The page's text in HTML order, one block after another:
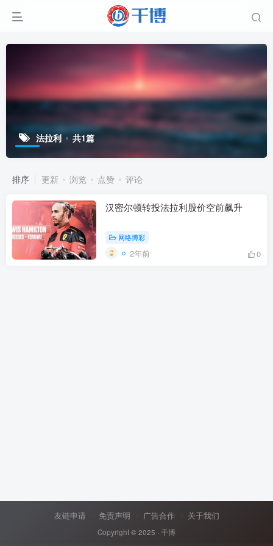
法拉利 共1篇
排序 更新 浏览 点赞 评论
汉密尔顿转投法拉利股价空前飙升
网络博彩
2年前 0
友链申请 免责声明 广告合作 关于我们
Copyright © 2025 · 千博